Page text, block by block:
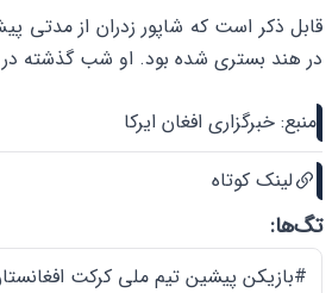
قابل ذکر است که شاپور زدران از مدتی
در هند بستری شده بود. او شب گذشته در
منبع: خبرگزاری افغان ایرکا
لینک کوتاه
تگ‌ها:
#بازیکن پیشین تیم ملی کرکت